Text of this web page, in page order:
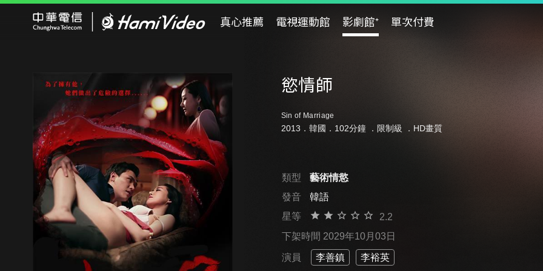
真心推薦 電視運動館 影劇館⁺ 單次付費
慾情師
Sin of Marriage
2013．韓國．102分鐘 ． 限制級 ．HD畫質
類型
藝術情慾
發音
韓語
星等
2.2
下架時間 2029年10月03日
演員 李善鎮 李裕英